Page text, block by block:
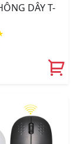
DÂY T-